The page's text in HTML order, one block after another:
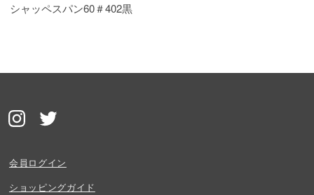
シャッペスパン60＃402黒
会員ログイン
ショッピングガイド